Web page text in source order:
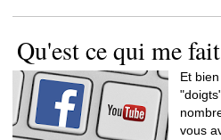
Qu'est ce qui me
Et
vous